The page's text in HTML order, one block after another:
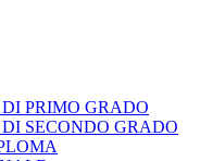
PRIMO GRADO
SECONDO GRADO